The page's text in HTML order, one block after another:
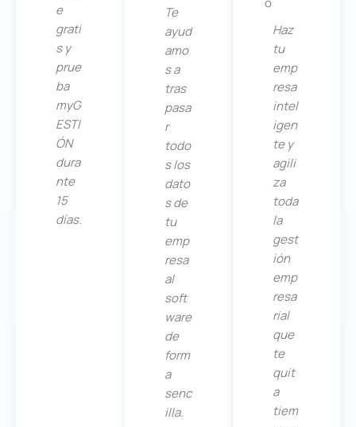
e
grati
s y
prue
ba
myG
ESTI
ÓN
dura
nte
15
días.
Te
ayud
amo
s a
tras
pasa
r
todo
s los
dato
s de
tu
emp
resa
al
soft
ware
de
form
a
senc
illa.
Haz
tu
emp
resa
intel
igen
te y
agili
za
toda
la
gest
ión
emp
resa
rial
que
te
quit
a
tiem